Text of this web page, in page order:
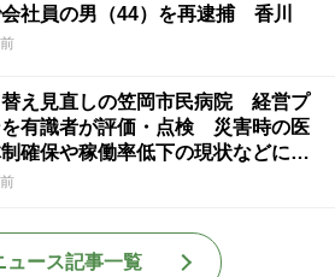
社員の男（44）を再逮捕 香川
え見直しの笠岡市民病院 経営プ
有識者が評価・点検 災害時の医
確保や稼働率低下の現状などに意
山
ュース記事一覧